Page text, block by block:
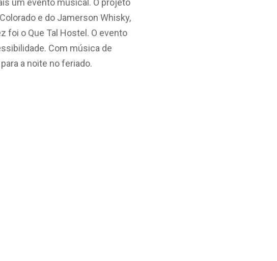
e do Jamerson Whisky,
foi o Que Tal Hostel. O evento
Com música de
a noite no feriado.